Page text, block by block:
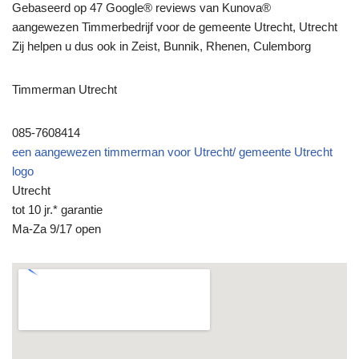
Gebaseerd op 47 Google® reviews van Kunova®
aangewezen Timmerbedrijf voor de gemeente Utrecht, Utrecht
Zij helpen u dus ook in Zeist, Bunnik, Rhenen, Culemborg
Timmerman Utrecht
085-7608414
een aangewezen timmerman voor Utrecht/ gemeente Utrecht
logo
Utrecht
tot 10 jr.* garantie
Ma-Za 9/17 open